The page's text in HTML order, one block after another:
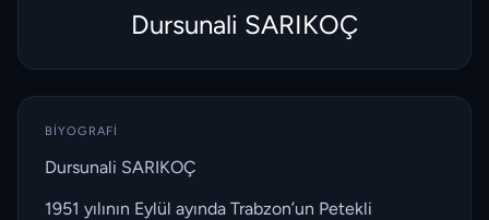
Dursunali SARIKOÇ
BIYOGRAFI
Dursunali SARIKOÇ
1951 yılının Eylül ayında Trabzon’un Petekli